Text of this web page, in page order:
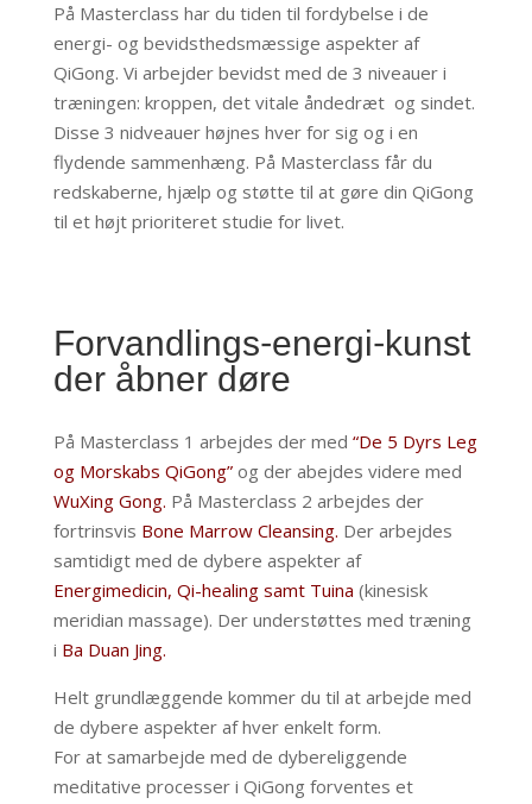
På Masterclass har du tiden til fordybelse i de
energi- og bevidsthedsmæssige aspekter af
QiGong. Vi arbejder bevidst med de 3 niveauer i
træningen: kroppen, det vitale åndedræt og sindet.
Disse 3 nidveauer højnes hver for sig og i en
flydende sammenhæng. På Masterclass får du
redskaberne, hjælp og støtte til at gøre din QiGong
til et højt prioriteret studie for livet.
Forvandlings-energi-kunst
der åbner døre
På Masterclass 1 arbejdes der med “De 5 Dyrs Leg
og Morskabs QiGong” og der abejdes videre med
WuXing Gong. På Masterclass 2 arbejdes der
fortrinsvis Bone Marrow Cleansing. Der arbejdes
samtidigt med de dybere aspekter af
Energimedicin, Qi-healing samt Tuina (kinesisk
meridian massage). Der understøttes med træning
i Ba Duan Jing.
Helt grundlæggende kommer du til at arbejde med
de dybere aspekter af hver enkelt form.
For at samarbejde med de dybereliggende
meditative processer i QiGong forventes et